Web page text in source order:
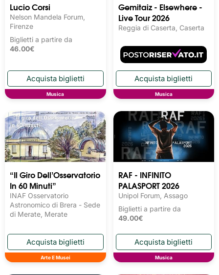
Lucio Corsi
Nelson Mandela Forum,
Firenze
Biglietti a partire da
46.00€
Musica
Gemitaiz - Elsewhere -
Live Tour 2026
Reggia di Caserta, Caserta
Musica
“Il Giro Dell’Osservatorio
In 60 Minuti”
INAF Osservatorio
Astronomico di Brera - Sede
di Merate, Merate
Arte E Musei
RAF - INFINITO
PALASPORT 2026
Unipol Forum, Assago
Biglietti a partire da
49.00€
Musica